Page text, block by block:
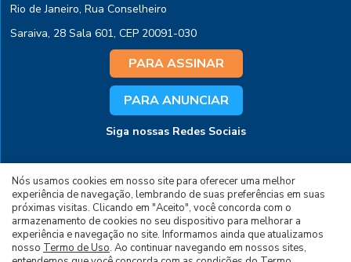
Nós usamos cookies em nosso site para oferecer uma melhor
experiência de navegação, lembrando de suas preferências em suas
próximas visitas. Clicando em "Aceito", você concorda com o
armazenamento de cookies no seu dispositivo para melhorar a
experiência e navegação no site. Informamos ainda que atualizamos
nosso Termo de Uso. Ao continuar navegando em nossos sites,
Rio de Janeiro, Rua Conselheiro
Saraiva, 28 Sala 601, CEP 20091-030
PARA ASSINAR
PARA ANUNCIAR
Siga nossas Redes Sociais
© 2026 Todos os Direitos Reservados à Editora